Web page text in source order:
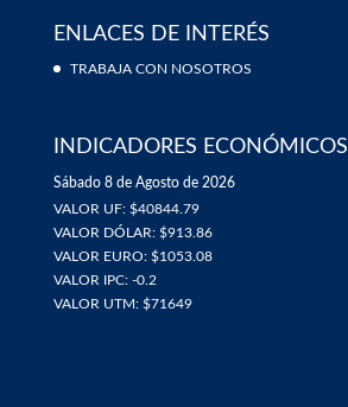
ENLACES DE INTERÉS
TRABAJA CON NOSOTROS
INDICADORES ECONÓMICOS
Sábado 8 de Agosto de 2026
VALOR UF: $40844.79
VALOR DÓLAR: $913.86
VALOR EURO: $1053.08
VALOR IPC: -0.2
VALOR UTM: $71649